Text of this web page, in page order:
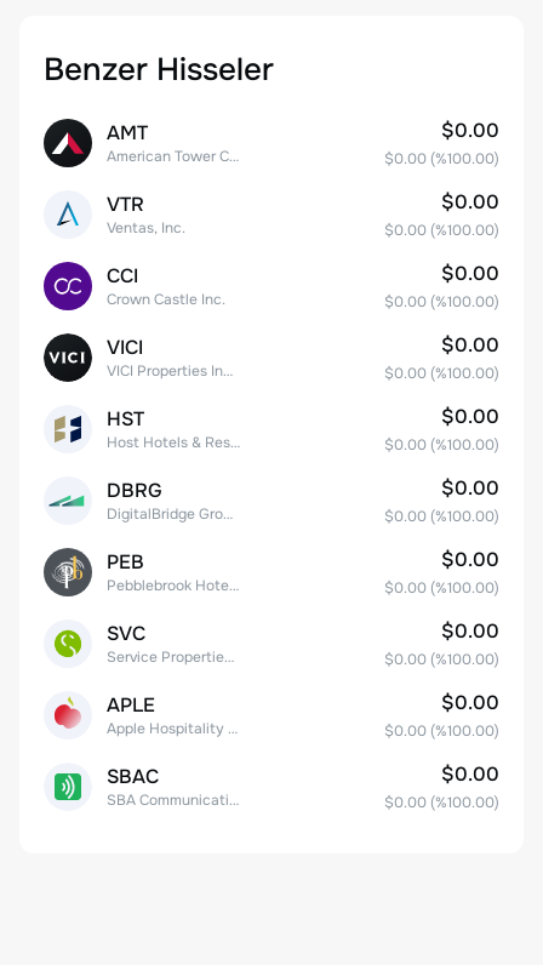
Benzer Hisseler
AMT
American Tower Corporation
$0.00
$0.00 (%100.00)
VTR
Ventas, Inc.
$0.00
$0.00 (%100.00)
CCI
Crown Castle Inc.
$0.00
$0.00 (%100.00)
VICI
VICI Properties Inc. Common Stock
$0.00
$0.00 (%100.00)
HST
Host Hotels & Resorts, Inc.
$0.00
$0.00 (%100.00)
DBRG
DigitalBridge Group, Inc.
$0.00
$0.00 (%100.00)
PEB
Pebblebrook Hotel Trust
$0.00
$0.00 (%100.00)
SVC
Service Properties Trust Common Stock
$0.00
$0.00 (%100.00)
APLE
Apple Hospitality REIT, Inc.
$0.00
$0.00 (%100.00)
SBAC
SBA Communications Corp
$0.00
$0.00 (%100.00)